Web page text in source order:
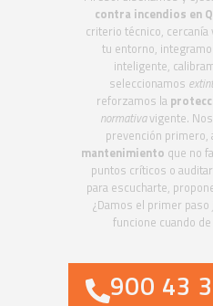
contra incendios en
criterio técnico,
tu entorno,
inteligente,
seleccionamos
reforzamos la
normativavigente.
prevención primero,
mantenimiento que no
puntos críticos o
para escucharte,
¿Damos el primer
funcione cuando
900 43